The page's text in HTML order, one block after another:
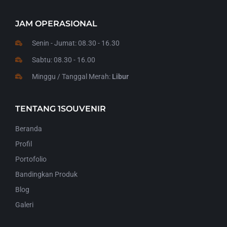
Hal yang Sering Dirasakan Saat
Banyak panitia merasakan hal yang sama ketika
Harga berubah di tengah proses
Komunikasi dengan vendor sulit
Mencari piala bergilir yang ideal memang butuh
perhatian ekstra. Dibutuhkan vendor yang tidak hanya
penyelenggara acara.
Tantangan Umum dan Cara
JAM OPERASIONAL
Senin - Jumat: 08.30 - 16.30
Sabtu: 08.30 - 16.00
Minggu / Tanggal Merah: Libur
TENTANG 1SOUVENIR
Beranda
Profil
Portofolio
Bandingkan Produk
Blog
Galeri